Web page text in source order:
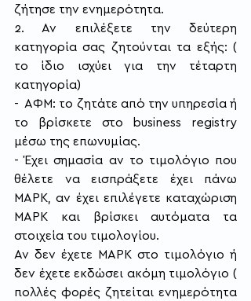
ζήτησε την ενημερότητα.
2. Αν επιλέξετε την δεύτερη
κατηγορία σας ζητούνται τα εξής: (
το ίδιο ισχύει για την τέταρτη
κατηγορία)
-  ΑΦΜ: το ζητάτε από την υπηρεσία ή
το βρίσκετε στο business registry
μέσω της επωνυμίας.
- Έχει σημασία αν το τιμολόγιο που
θέλετε να εισπράξετε έχει πάνω
ΜΑΡΚ, αν έχει επιλέγετε καταχώριση
ΜΑΡΚ και βρίσκει αυτόματα τα
στοιχεία του τιμολογίου.
Αν δεν έχετε ΜΑΡΚ στο τιμολόγιο ή
δεν έχετε εκδώσει ακόμη τιμολόγιο (
πολλές φορές ζητείται ενημερότητα